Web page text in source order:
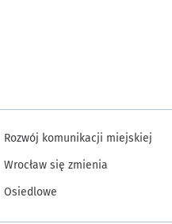
Rozwój komunikacji miejskiej
Wrocław się zmienia
Osiedlowe